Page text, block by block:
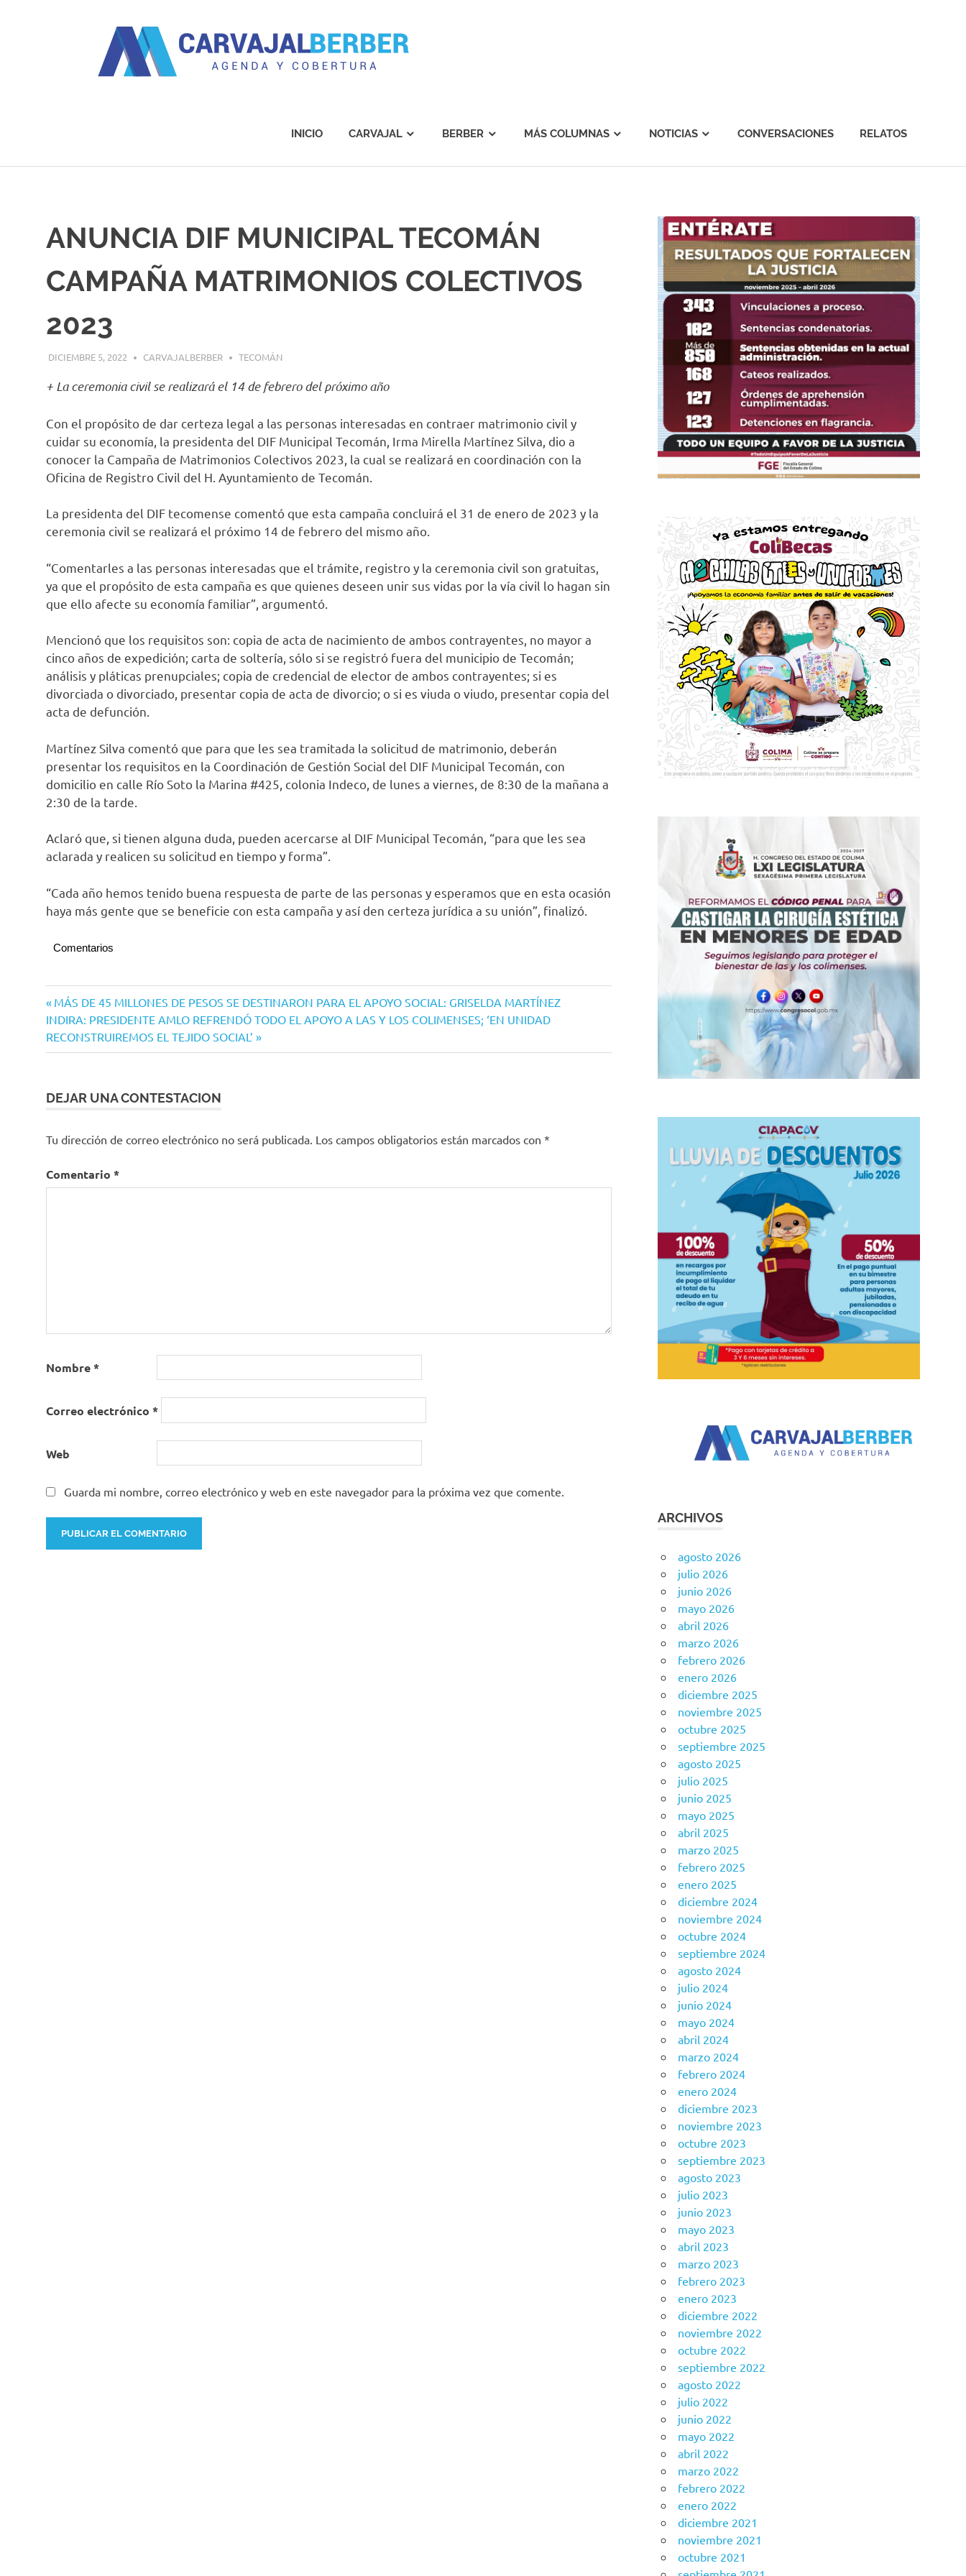
INICIO CARVAJAL BERBER MÁS COLUMNAS NOTICIAS CONVERSACIONES RELATOS
ANUNCIA DIF MUNICIPAL TECOMÁN
CAMPAÑA MATRIMONIOS COLECTIVOS
2023
DICIEMBRE 5, 2022 CARVAJALBERBER TECOMÁN
+ La ceremonia civil se realizará el 14 de febrero del próximo año
Con el propósito de dar certeza legal a las personas interesadas en contraer matrimonio civil y
cuidar su economía, la presidenta del DIF Municipal Tecomán, Irma Mirella Martínez Silva, dio a
conocer la Campaña de Matrimonios Colectivos 2023, la cual se realizará en coordinación con la
Oficina de Registro Civil del H. Ayuntamiento de Tecomán.
La presidenta del DIF tecomense comentó que esta campaña concluirá el 31 de enero de 2023 y la
ceremonia civil se realizará el próximo 14 de febrero del mismo año.
“Comentarles a las personas interesadas que el trámite, registro y la ceremonia civil son gratuitas,
ya que el propósito de esta campaña es que quienes deseen unir sus vidas por la vía civil lo hagan sin
que ello afecte su economía familiar”, argumentó.
Mencionó que los requisitos son: copia de acta de nacimiento de ambos contrayentes, no mayor a
cinco años de expedición; carta de soltería, sólo si se registró fuera del municipio de Tecomán;
análisis y pláticas prenupciales; copia de credencial de elector de ambos contrayentes; si es
divorciada o divorciado, presentar copia de acta de divorcio; o si es viuda o viudo, presentar copia del
acta de defunción.
Martínez Silva comentó que para que les sea tramitada la solicitud de matrimonio, deberán
presentar los requisitos en la Coordinación de Gestión Social del DIF Municipal Tecomán, con
domicilio en calle Río Soto la Marina #425, colonia Indeco, de lunes a viernes, de 8:30 de la mañana a
2:30 de la tarde.
Aclaró que, si tienen alguna duda, pueden acercarse al DIF Municipal Tecomán, “para que les sea
aclarada y realicen su solicitud en tiempo y forma”.
“Cada año hemos tenido buena respuesta de parte de las personas y esperamos que en esta ocasión
haya más gente que se beneficie con esta campaña y así den certeza jurídica a su unión”, finalizó.
Comentarios
Navegación
de
entradas
Entrada
anterior:
MÁS DE 45 MILLONES DE PESOS SE DESTINARON PARA EL APOYO SOCIAL: GRISELDA MARTÍNEZ
Siguiente
entrada:
INDIRA: PRESIDENTE AMLO REFRENDÓ TODO EL APOYO A LAS Y LOS COLIMENSES; ‘EN UNIDAD
RECONSTRUIREMOS EL TEJIDO SOCIAL’
DEJAR UNA CONTESTACION
Tu dirección de correo electrónico no será publicada. Los campos obligatorios están marcados con *
Comentario *
Nombre*
Correo electrónico *
Web
Guarda mi nombre, correo electrónico y web en este navegador para la próxima vez que comente.
ARCHIVOS
agosto 2026
julio 2026
junio 2026
mayo 2026
abril 2026
marzo 2026
febrero 2026
enero 2026
diciembre 2025
noviembre 2025
octubre 2025
septiembre 2025
agosto 2025
julio 2025
junio 2025
mayo 2025
abril 2025
marzo 2025
febrero 2025
enero 2025
diciembre 2024
noviembre 2024
octubre 2024
septiembre 2024
agosto 2024
julio 2024
junio 2024
mayo 2024
abril 2024
marzo 2024
febrero 2024
enero 2024
diciembre 2023
noviembre 2023
octubre 2023
septiembre 2023
agosto 2023
julio 2023
junio 2023
mayo 2023
abril 2023
marzo 2023
febrero 2023
enero 2023
diciembre 2022
noviembre 2022
octubre 2022
septiembre 2022
agosto 2022
julio 2022
junio 2022
mayo 2022
abril 2022
marzo 2022
febrero 2022
enero 2022
diciembre 2021
noviembre 2021
octubre 2021